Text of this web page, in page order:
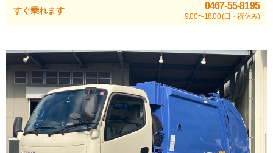
すぐ乗れます 0467-55-8195
9:00〜18:00 (日・祝休み)